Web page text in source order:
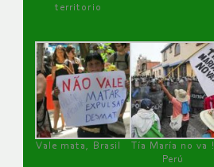
territorio
Vale mata, Brasil
Tía María no va !
Perú